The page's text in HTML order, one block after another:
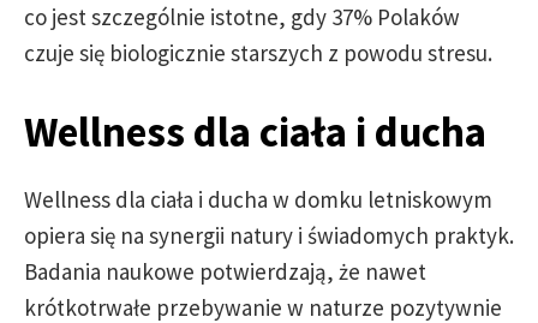
co jest szczególnie istotne, gdy 37% Polaków
czuje się biologicznie starszych z powodu stresu.
Wellness dla ciała i ducha
Wellness dla ciała i ducha w domku letniskowym
opiera się na synergii natury i świadomych praktyk.
Badania naukowe potwierdzają, że nawet
krótkotrwałe przebywanie w naturze pozytywnie